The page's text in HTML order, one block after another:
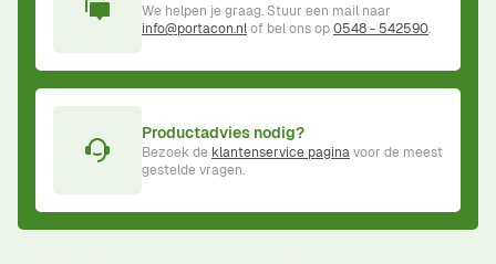
We helpen je graag. Stuur een mail naar
info@portacon.nlof bel ons op0548 - 542590.
Productadvies nodig?
Bezoek de klantenservice paginavoor de meest
gestelde vragen.